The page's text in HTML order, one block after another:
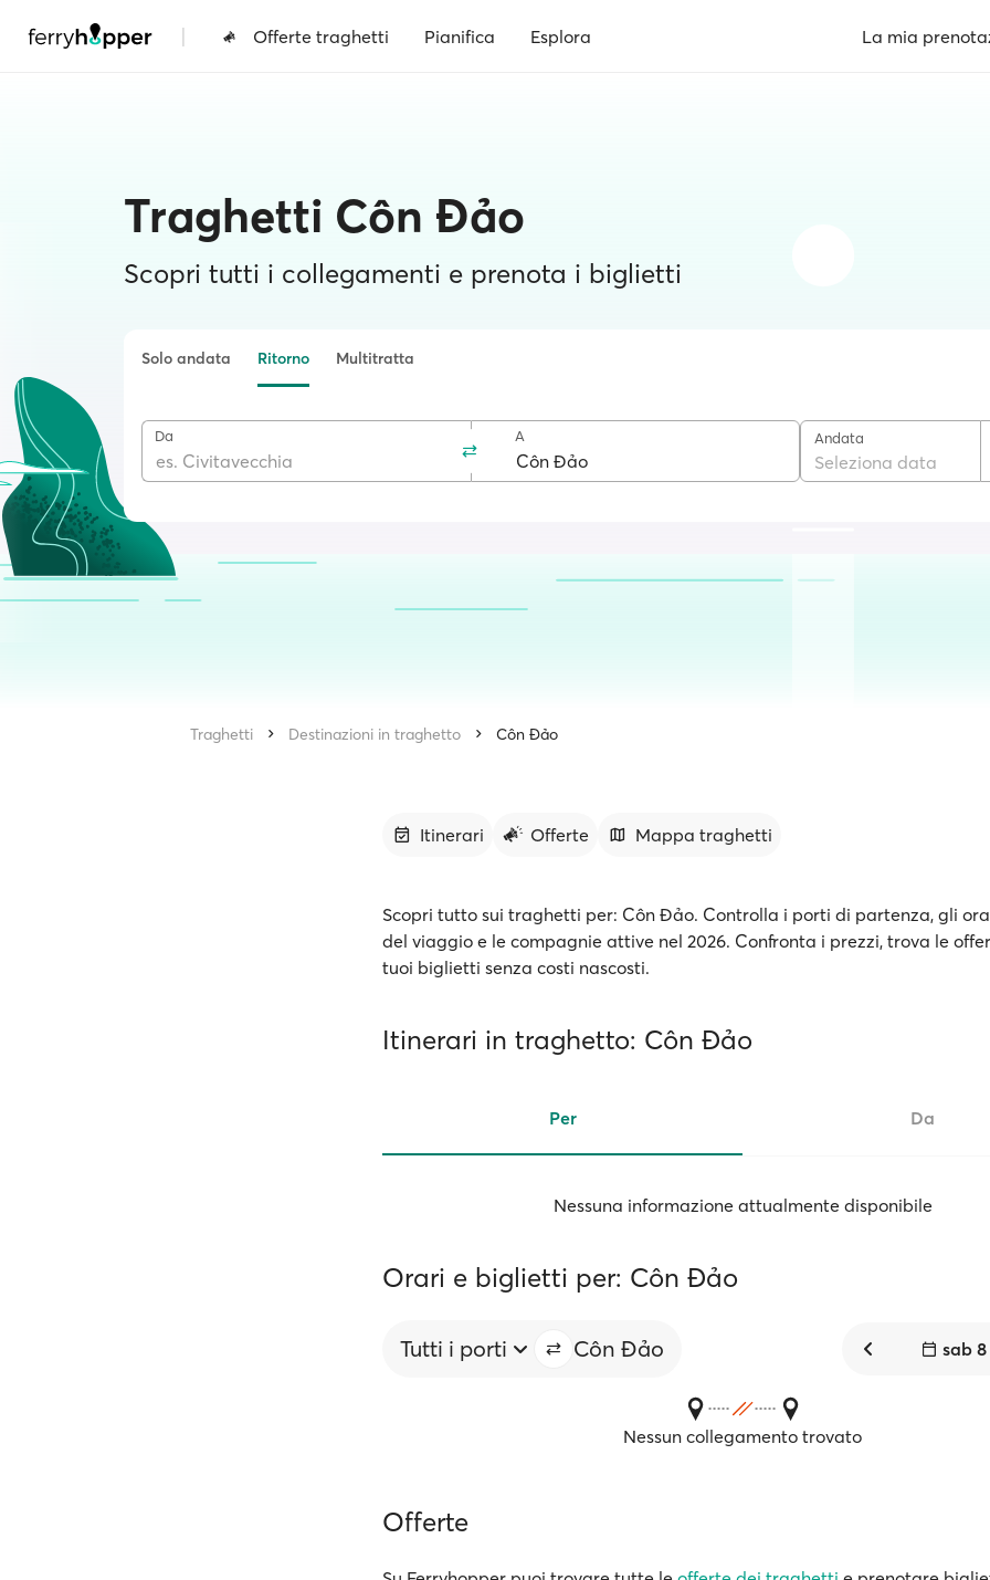
| Offerte traghetti Pianifica Esplora La mia
Traghetti Côn Đảo
Scopri tutti i collegamenti e prenota i biglietti
Solo andata Ritorno Multitratta
Da A Andata
Seleziona data
Traghetti Destinazioni in traghetto Côn Đảo
Itinerari Offerte Mappa traghetti
Scopri tutto sui traghetti per: Côn Đảo. Controlla i porti di partenza, gli
del viaggio e le compagnie attive nel 2026. Confronta i prezzi, trova le
tuoi biglietti senza costi nascosti.
Itinerari in traghetto: Côn Đảo
Per Da
Nessuna informazione attualmente disponibile
Orari e biglietti per: Côn Đảo
Tutti i porti Côn Đảo sab
Nessun collegamento trovato
Offerte